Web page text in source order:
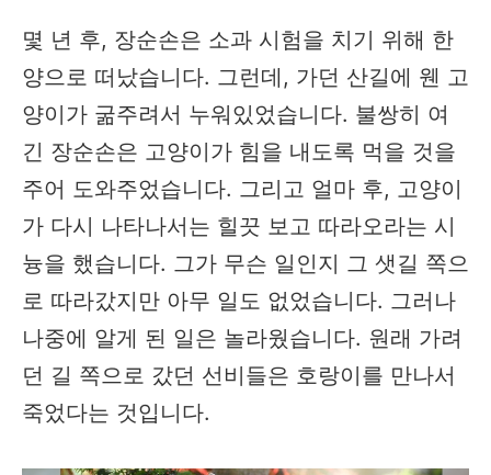
몇 년 후, 장순손은 소과 시험을 치기 위해 한
양으로 떠났습니다. 그런데, 가던 산길에 웬 고
양이가 굶주려서 누워있었습니다. 불쌍히 여
긴 장순손은 고양이가 힘을 내도록 먹을 것을
주어 ​도와주었습니다. 그리고 얼마 후, 고양이
가 다시 나타나서는 힐끗 보고 따라오라는 시
늉을 했습니다. 그가 무슨 일인지 그 샛길 쪽으
로 따라갔지만 아무 일도 없었습니다. 그러나
나중에 알게 된 일은 놀라웠습니다. 원래 가려
던 길 쪽으로 갔던 선비들은 호랑이를 만나서
죽었다는 것입니다.